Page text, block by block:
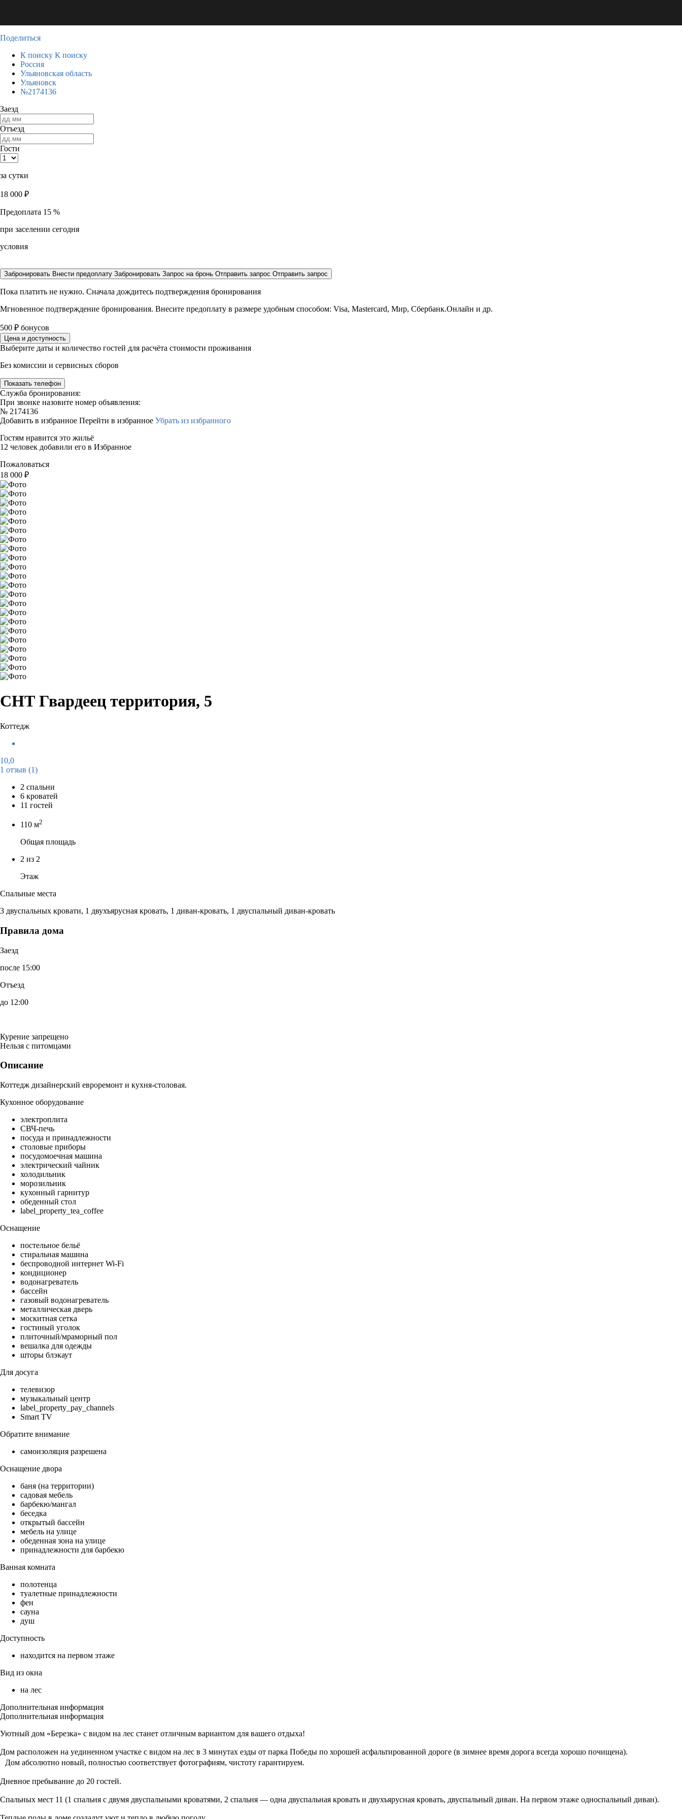
Поделиться
К поиску К поиску
Россия
Ульяновская область
Ульяновск
№2174136
Заезд
Отъезд
Гости
за сутки
18 000 ₽
Предоплата 15 %
при заселении сегодня
условия
Забронировать Внести предоплату Забронировать Запрос на бронь Отправить запрос Отправить запрос
Пока платить не нужно. Сначала дождитесь подтверждения бронирования
Мгновенное подтверждение бронирования. Внесите предоплату в размере удобным способом: Visa, Mastercard, Мир, Сбербанк.Онлайн и др.
500 ₽ бонусов
Цена и доступность
Выберите даты и количество гостей для расчёта стоимости проживания
Без комиссии и сервисных сборов
Показать телефон
Служба бронирования:
При звонке назовите номер объявления:
№ 2174136
Добавить в избранное Перейти в избранное Убрать из избранного
Гостям нравится это жильё
12 человек добавили его в Избранное
Пожаловаться
18 000 ₽
СНТ Гвардеец территория, 5
Коттедж
10,0
1 отзыв (1)
2 спальни
6 кроватей
11 гостей
110 м2
Общая площадь
2 из 2
Этаж
Спальные места
3 двуспальных кровати, 1 двухъярусная кровать, 1 диван-кровать, 1 двуспальный диван-кровать
Правила дома
Заезд
после 15:00
Отъезд
до 12:00
Курение запрещено
Нельзя с питомцами
Описание
Коттедж дизайнерский евроремонт и кухня-столовая.
Кухонное оборудование
электроплита
СВЧ-печь
посуда и принадлежности
столовые приборы
посудомоечная машина
электрический чайник
холодильник
морозильник
кухонный гарнитур
обеденный стол
label_property_tea_coffee
Оснащение
постельное бельё
стиральная машина
беспроводной интернет Wi-Fi
кондиционер
водонагреватель
бассейн
газовый водонагреватель
металлическая дверь
москитная сетка
гостиный уголок
плиточный/мраморный пол
вешалка для одежды
шторы блэкаут
Для досуга
телевизор
музыкальный центр
label_property_pay_channels
Smart TV
Обратите внимание
самоизоляция разрешена
Оснащение двора
баня (на территории)
садовая мебель
барбекю/мангал
беседка
открытый бассейн
мебель на улице
обеденная зона на улице
принадлежности для барбекю
Ванная комната
полотенца
туалетные принадлежности
фен
сауна
душ
Доступность
находится на первом этаже
Вид из окна
на лес
Дополнительная информация
Дополнительная информация
Уютный дом «Березка» с видом на лес станет отличным вариантом для вашего отдыха!
Дом расположен на уединенном участке с видом на лес в 3 минутах езды от парка Победы по хорошей асфальтированной дороге (в зимнее время дорога всегда хорошо почищена).
Дом абсолютно новый, полностью соответствует фотографиям, чистоту гарантируем.
Дневное пребывание до 20 гостей.
Спальных мест 11 (1 спальня с двумя двуспальными кроватями, 2 спальня — одна двуспальная кровать и двухъярусная кровать, двуспальный диван. На первом этаже односпальный диван).